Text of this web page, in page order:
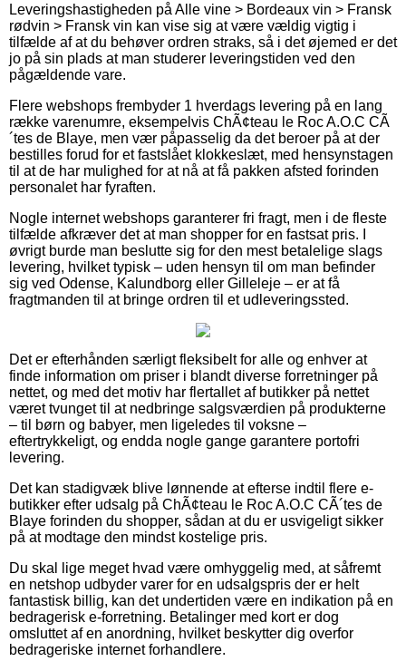
Leveringshastigheden på Alle vine > Bordeaux vin > Fransk
rødvin > Fransk vin kan vise sig at være vældig vigtig i
tilfælde af at du behøver ordren straks, så i det øjemed er det
jo på sin plads at man studerer leveringstiden ved den
pågældende vare.
Flere webshops frembyder 1 hverdags levering på en lang
række varenumre, eksempelvis ChÃ¢teau le Roc A.O.C CÃ
´tes de Blaye, men vær påpasselig da det beroer på at der
bestilles forud for et fastslået klokkeslæt, med hensynstagen
til at de har mulighed for at nå at få pakken afsted forinden
personalet har fyraften.
Nogle internet webshops garanterer fri fragt, men i de fleste
tilfælde afkræver det at man shopper for en fastsat pris. I
øvrigt burde man beslutte sig for den mest betalelige slags
levering, hvilket typisk – uden hensyn til om man befinder
sig ved Odense, Kalundborg eller Gilleleje – er at få
fragtmanden til at bringe ordren til et udleveringssted.
Det er efterhånden særligt fleksibelt for alle og enhver at
finde information om priser i blandt diverse forretninger på
nettet, og med det motiv har flertallet af butikker på nettet
været tvunget til at nedbringe salgsværdien på produkterne
– til børn og babyer, men ligeledes til voksne –
eftertrykkeligt, og endda nogle gange garantere portofri
levering.
Det kan stadigvæk blive lønnende at efterse indtil flere e-
butikker efter udsalg på ChÃ¢teau le Roc A.O.C CÃ´tes de
Blaye forinden du shopper, sådan at du er usvigeligt sikker
på at modtage den mindst kostelige pris.
Du skal lige meget hvad være omhyggelig med, at såfremt
en netshop udbyder varer for en udsalgspris der er helt
fantastisk billig, kan det undertiden være en indikation på en
bedragerisk e-forretning. Betalinger med kort er dog
omsluttet af en anordning, hvilket beskytter dig overfor
bedrageriske internet forhandlere.